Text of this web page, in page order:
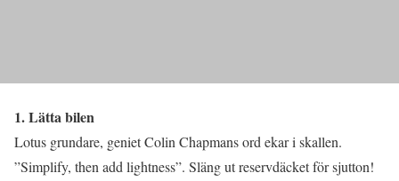
1. Lätta bilen
Lotus grundare, geniet Colin Chapmans ord ekar i skallen.
”Simplify, then add lightness”. Släng ut reservdäcket för sjutton!